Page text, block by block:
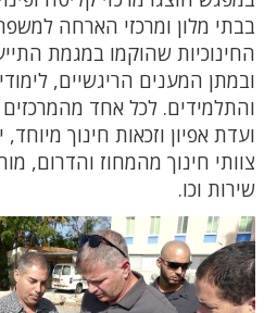
בבתי מלון ומרכזי הארחה
החינוכיות שהוקמו במגמת
ובמתן המענים הריגשיים,
והתלמידים. לכל אחד
ועדת אפיון וזכאות חינוך
צוותי חינוך מהמחוז והדרום,
שירות וכו.